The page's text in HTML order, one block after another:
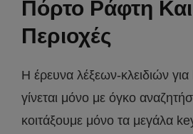
Πόρτο Ράφτη
Περιοχές
Η έρευνα λέξεων-κλειδιών
γίνεται μόνο με όγκο
κοιτάξουμε μόνο τα μεγάλα